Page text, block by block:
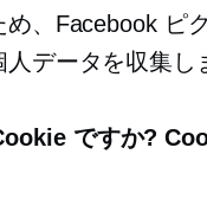
、Facebook ピ
データを収集し
ですか?